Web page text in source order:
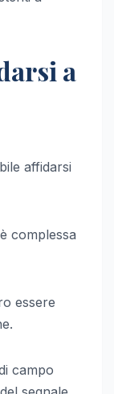
a
affidarsi
complessa
essere
campo